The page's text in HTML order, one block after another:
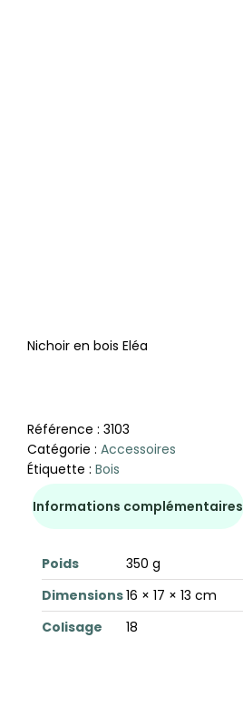
Nichoir en bois Eléa
Référence : 3103
Catégorie : Accessoires
Étiquette : Bois
Informations complémentaires
Poids
350 g
Dimensions16 × 17 × 13 cm
Colisage
18